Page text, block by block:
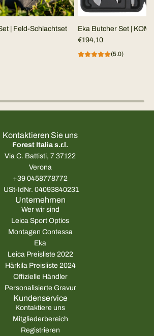
| Feld-Schlachtset
Eka Butcher Set |
Schlachterset
€194,10
(5.0)
Kontaktieren Sie uns
Forest Italia s.r.l.
Via C. Battisti, 7 37122
Verona
+39 0458778772
USt-IdNr. 04093840231
Unternehmen
Wer wir sind
Leica Sport Optics
Montagen Contessa
Eka
Leica Preisliste 2022
Härkila Preisliste 2024
Offizielle Händler
Personalisierte Gravur
Kundenservice
Kontaktiere uns
Mitgliederbereich
Registrieren